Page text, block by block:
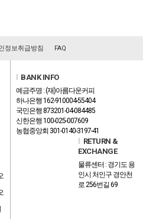
정보취급방침 FAQ
BANK INFO
예금주명 : (재)아름다운커피
하나은행 162-910004-55404
국민은행 873201-04-084485
신한은행 100-025-007609
농협중앙회 301-0140-3197-41
RETURN &
EXCHANGE
물류센터 : 경기도 용
인시 처인구 경안천
로 256번길 69